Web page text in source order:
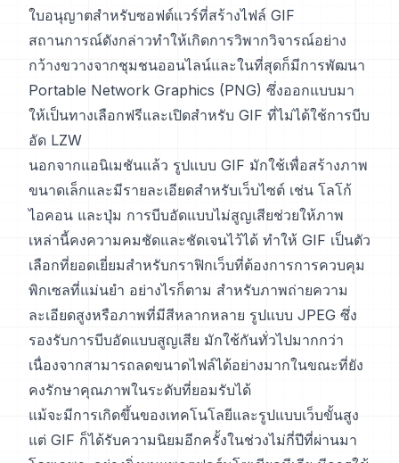
ใบอนุญาตสำหรับซอฟต์แวร์ที่สร้างไฟล์ GIF
สถานการณ์ดังกล่าวทำให้เกิดการวิพากวิจารณ์อย่าง
กว้างขวางจากชุมชนออนไลน์และในที่สุดก็มีการพัฒนา
Portable Network Graphics (PNG) ซึ่งออกแบบมา
ให้เป็นทางเลือกฟรีและเปิดสำหรับ GIF ที่ไม่ได้ใช้การบีบ
อัด LZW
นอกจากแอนิเมชันแล้ว รูปแบบ GIF มักใช้เพื่อสร้างภาพ
ขนาดเล็กและมีรายละเอียดสำหรับเว็บไซต์ เช่น โลโก้
ไอคอน และปุ่ม การบีบอัดแบบไม่สูญเสียช่วยให้ภาพ
เหล่านี้คงความคมชัดและชัดเจนไว้ได้ ทำให้ GIF เป็นตัว
เลือกที่ยอดเยี่ยมสำหรับกราฟิกเว็บที่ต้องการการควบคุม
พิกเซลที่แม่นยำ อย่างไรก็ตาม สำหรับภาพถ่ายความ
ละเอียดสูงหรือภาพที่มีสีหลากหลาย รูปแบบ JPEG ซึ่ง
รองรับการบีบอัดแบบสูญเสีย มักใช้กันทั่วไปมากกว่า
เนื่องจากสามารถลดขนาดไฟล์ได้อย่างมากในขณะที่ยัง
คงรักษาคุณภาพในระดับที่ยอมรับได้
แม้จะมีการเกิดขึ้นของเทคโนโลยีและรูปแบบเว็บขั้นสูง
แต่ GIF ก็ได้รับความนิยมอีกครั้งในช่วงไม่กี่ปีที่ผ่านมา